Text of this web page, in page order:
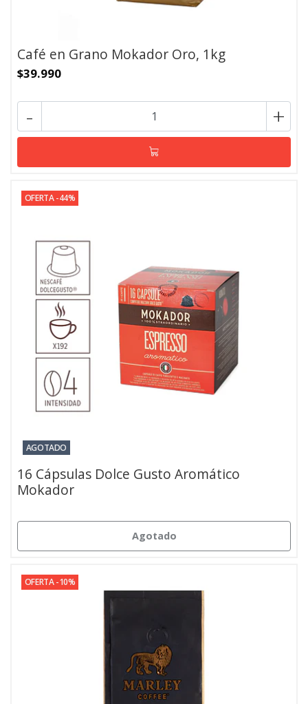
Café en Grano Mokador Oro, 1kg
$39.990
- +
OFERTA -44%
AGOTADO
16 Cápsulas Dolce Gusto Aromático
Mokador
Agotado
OFERTA -10%